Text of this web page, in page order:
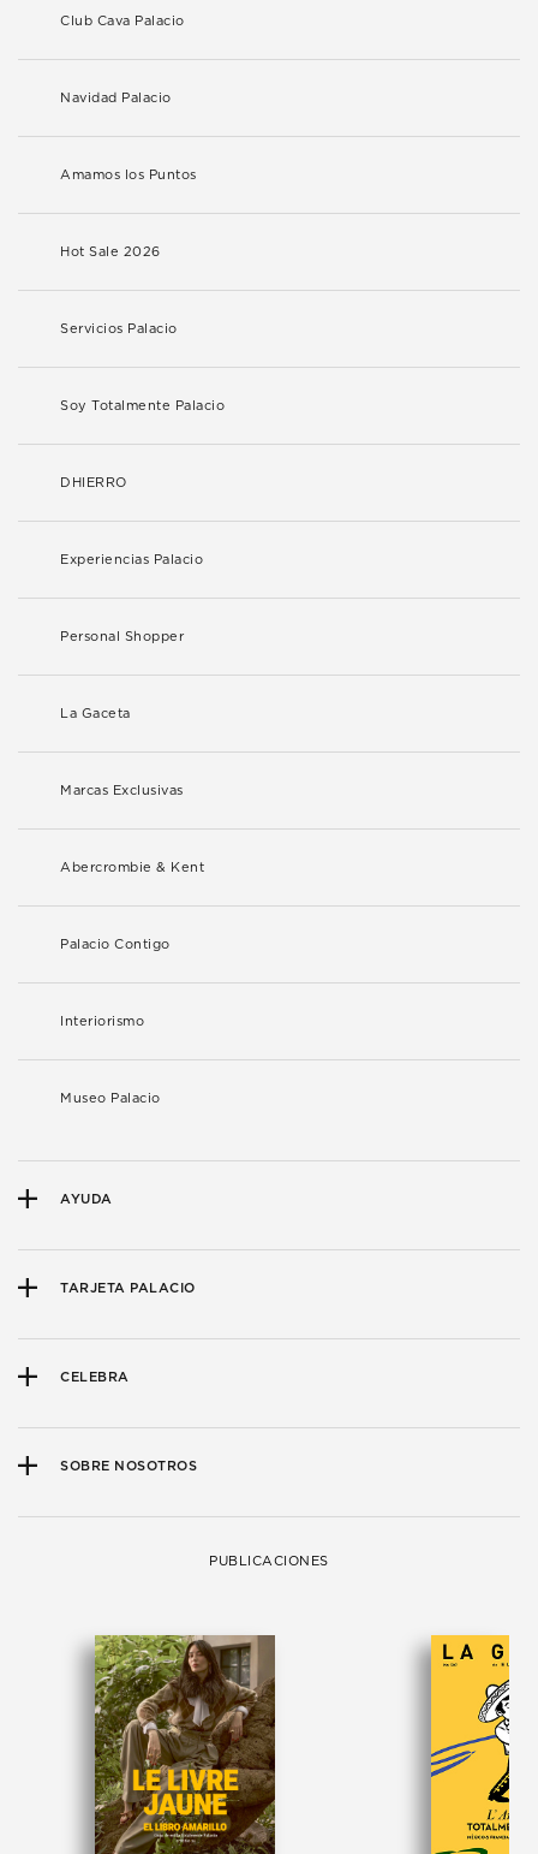
Club Cava Palacio
Navidad Palacio
Amamos los Puntos
Hot Sale 2026
Servicios Palacio
Soy Totalmente Palacio
DHIERRO
Experiencias Palacio
Personal Shopper
La Gaceta
Marcas Exclusivas
Abercrombie & Kent
Palacio Contigo
Interiorismo
Museo Palacio
AYUDA
TARJETA PALACIO
CELEBRA
SOBRE NOSOTROS
PUBLICACIONES